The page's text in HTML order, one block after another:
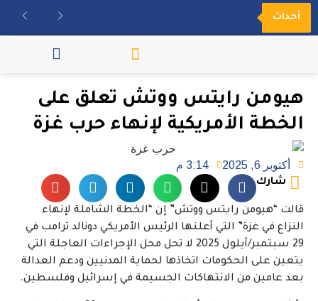
أحداث
هيومن رايتس ووتش تعلق على
الخطة الأمريكية لإنهاء حرب غزة
أكتوبر 6, 2025 3:14 م
شارك
قالت “هيومن رايتس ووتش” إن “الخطة الشاملة لإنهاء
النزاع في غزة” التي أعلنها الرئيس الأمريكي دونالد ترامب في
29 سبتمبر/أيلول 2025 لا تحل محل الإجراءات العاجلة التي
يتعين على الحكومات اتخاذها لحماية المدنيين ودعم العدالة
بعد عامين من الانتهاكات الجسيمة في إسرائيل وفلسطين.